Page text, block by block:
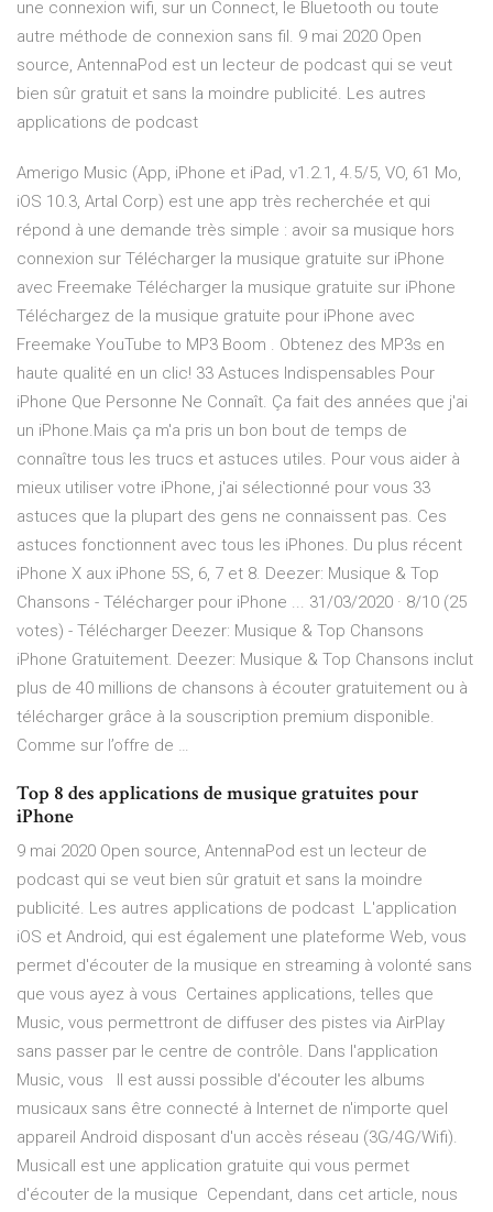
une connexion wifi, sur un Connect, le Bluetooth ou toute
autre méthode de connexion sans fil. 9 mai 2020 Open
source, AntennaPod est un lecteur de podcast qui se veut
bien sûr gratuit et sans la moindre publicité. Les autres
applications de podcast
Amerigo Music (App, iPhone et iPad, v1.2.1, 4.5/5, VO, 61 Mo,
iOS 10.3, Artal Corp) est une app très recherchée et qui
répond à une demande très simple : avoir sa musique hors
connexion sur Télécharger la musique gratuite sur iPhone
avec Freemake Télécharger la musique gratuite sur iPhone
Téléchargez de la musique gratuite pour iPhone avec
Freemake YouTube to MP3 Boom . Obtenez des MP3s en
haute qualité en un clic! 33 Astuces Indispensables Pour
iPhone Que Personne Ne Connaît. Ça fait des années que j'ai
un iPhone.Mais ça m'a pris un bon bout de temps de
connaître tous les trucs et astuces utiles. Pour vous aider à
mieux utiliser votre iPhone, j'ai sélectionné pour vous 33
astuces que la plupart des gens ne connaissent pas. Ces
astuces fonctionnent avec tous les iPhones. Du plus récent
iPhone X aux iPhone 5S, 6, 7 et 8. Deezer: Musique & Top
Chansons - Télécharger pour iPhone ... 31/03/2020 · 8/10 (25
votes) - Télécharger Deezer: Musique & Top Chansons
iPhone Gratuitement. Deezer: Musique & Top Chansons inclut
plus de 40 millions de chansons à écouter gratuitement ou à
télécharger grâce à la souscription premium disponible.
Comme sur l’offre de …
Top 8 des applications de musique gratuites pour
iPhone
9 mai 2020 Open source, AntennaPod est un lecteur de
podcast qui se veut bien sûr gratuit et sans la moindre
publicité. Les autres applications de podcast L'application
iOS et Android, qui est également une plateforme Web, vous
permet d'écouter de la musique en streaming à volonté sans
que vous ayez à vous Certaines applications, telles que
Music, vous permettront de diffuser des pistes via AirPlay
sans passer par le centre de contrôle. Dans l'application
Music, vous Il est aussi possible d'écouter les albums
musicaux sans être connecté à Internet de n'importe quel
appareil Android disposant d'un accès réseau (3G/4G/Wifi).
Musicall est une application gratuite qui vous permet
d'écouter de la musique Cependant, dans cet article, nous